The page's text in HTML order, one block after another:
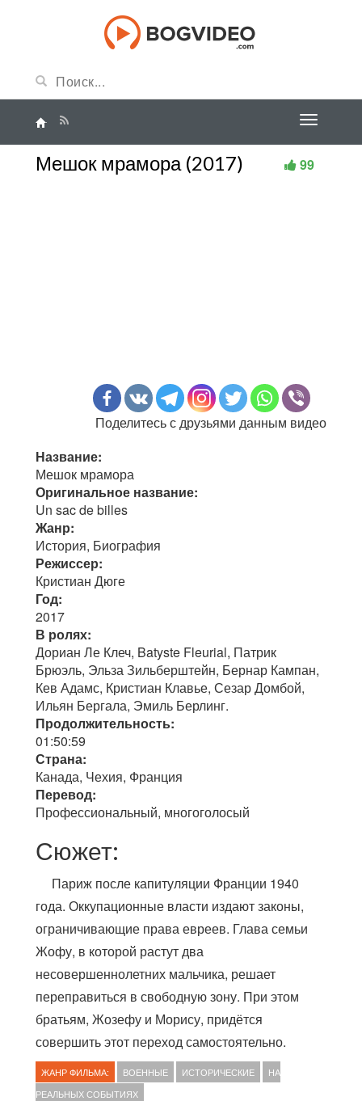
Мешок мрамора (2017) 99
Поделитесь с друзьями данным видео
Название:
Мешок мрамора
Оригинальное название:
Un sac de billes
Жанр:
История, Биография
Режиссер:
Кристиан Дюге
Год:
2017
В ролях:
Дориан Ле Клеч, Batyste Fleurial, Патрик
Брюэль, Эльза Зильберштейн, Бернар Кампан,
Кев Адамс, Кристиан Клавье, Сезар Домбой,
Ильян Бергала, Эмиль Берлинг.
Продолжительность:
01:50:59
Страна:
Канада, Чехия, Франция
Перевод:
Профессиональный, многоголосый
Сюжет:
Париж после капитуляции Франции 1940
года. Оккупационные власти издают законы,
ограничивающие права евреев. Глава семьи
Жофу, в которой растут два
несовершеннолетних мальчика, решает
переправиться в свободную зону. При этом
братьям, Жозефу и Морису, придётся
совершить этот переход самостоятельно.
ЖАНР ФИЛЬМА: ВОЕННЫЕ ИСТОРИЧЕСКИЕ
НА
РЕАЛЬНЫХ СОБЫТИЯХ